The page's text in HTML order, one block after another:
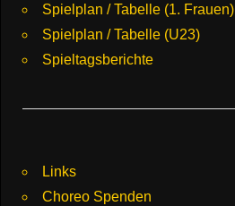
Spielplan / Tabelle (1. Frauen)
Spielplan / Tabelle (U23)
Spieltagsberichte
Links
Choreo Spenden